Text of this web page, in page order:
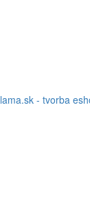
- tvorba